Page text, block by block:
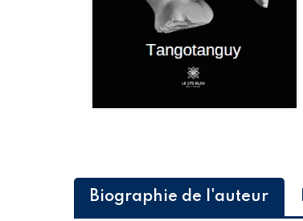
Biographie de l'auteur